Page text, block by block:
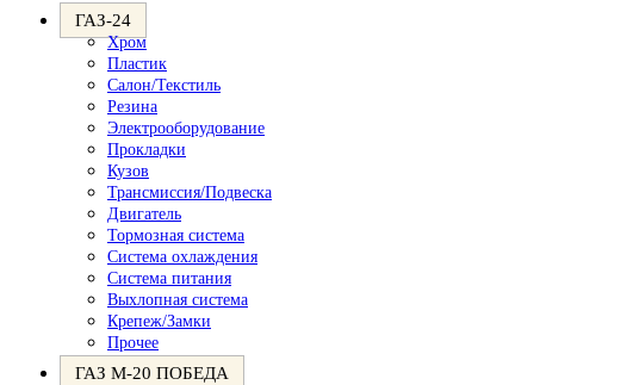
ГАЗ-24
Хром
Пластик
Салон/Текстиль
Резина
Электрооборудование
Прокладки
Кузов
Трансмиссия/Подвеска
Двигатель
Тормозная система
Система охлаждения
Система питания
Выхлопная система
Крепеж/Замки
Прочее
ГАЗ М-20 ПОБЕДА